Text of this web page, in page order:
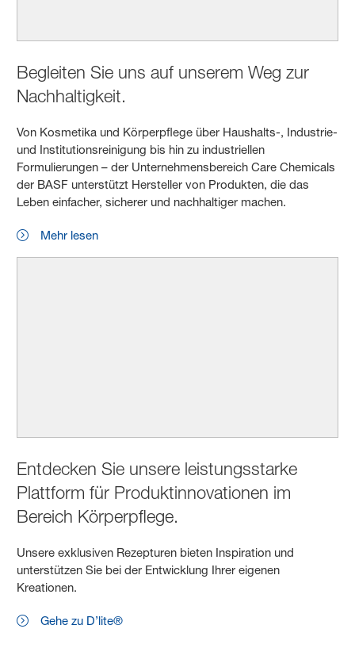
Begleiten Sie uns auf unserem Weg zur
Nachhaltigkeit.
Von Kosmetika und Körperpflege über Haushalts-, Industrie-
und Institutionsreinigung bis hin zu industriellen
Formulierungen – der Unternehmensbereich Care Chemicals
der BASF unterstützt Hersteller von Produkten, die das
Leben einfacher, sicherer und nachhaltiger machen.
Mehr lesen
Entdecken Sie unsere leistungsstarke
Plattform für Produktinnovationen im
Bereich Körperpflege.
Unsere exklusiven Rezepturen bieten Inspiration und
unterstützen Sie bei der Entwicklung Ihrer eigenen
Kreationen.
Gehe zu D’lite®